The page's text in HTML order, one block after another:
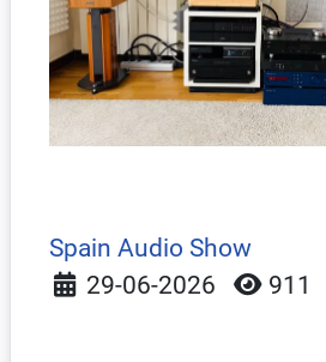
Spain Audio Show
Detalles
29-06-2026 911